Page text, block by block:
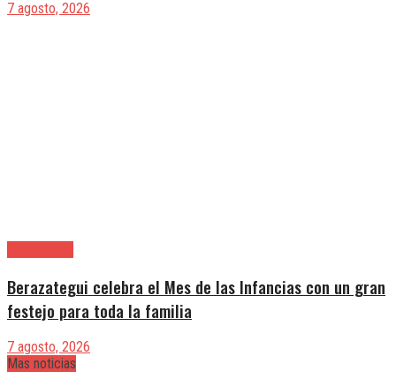
7 agosto, 2026
Berazategui celebra el Mes de las Infancias con un gran
festejo para toda la familia
7 agosto, 2026
Mas noticias